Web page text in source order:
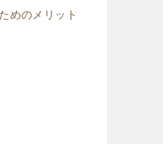
めのメリット